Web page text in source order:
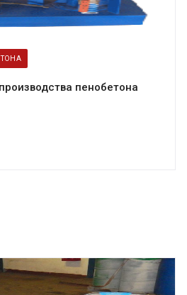
пенобетона